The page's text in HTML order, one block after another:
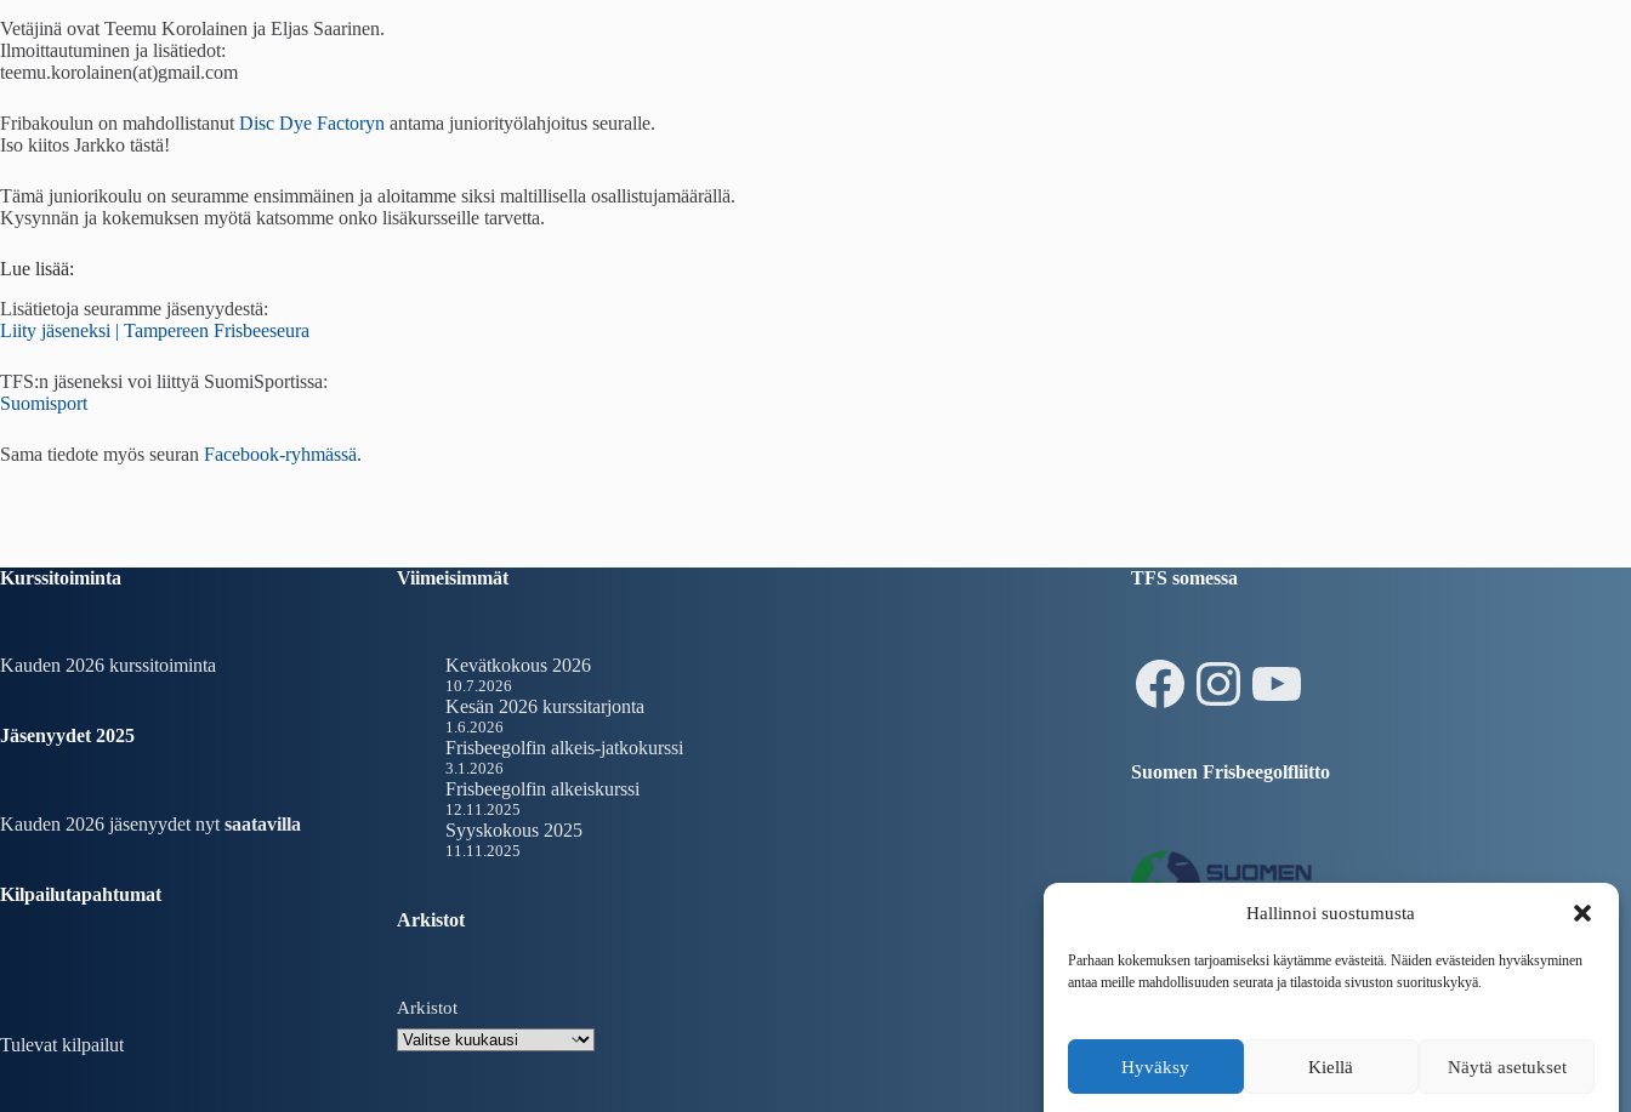
Hallinnoi suostumusta
Parhaan kokemuksen tarjoamiseksi käytämme evästeitä. Näiden evästeiden hyväksyminen
antaa meille mahdollisuuden seurata ja tilastoida sivuston suorituskykyä.
Hyväksy Kiellä Näytä asetukset
Vetäjinä ovat Teemu Korolainen ja Eljas Saarinen.
Ilmoittautuminen ja lisätiedot:
teemu.korolainen(at)gmail.com
Fribakoulun on mahdollistanut Disc Dye Factoryn antama juniorityölahjoitus seuralle.
Iso kiitos Jarkko tästä!
Tämä juniorikoulu on seuramme ensimmäinen ja aloitamme siksi maltillisella osallistujamäärällä.
Kysynnän ja kokemuksen myötä katsomme onko lisäkursseille tarvetta.
Lue lisää:
Lisätietoja seuramme jäsenyydestä:
Liity jäseneksi | Tampereen Frisbeeseura
TFS:n jäseneksi voi liittyä SuomiSportissa:
Suomisport
Sama tiedote myös seuran Facebook-ryhmässä.
Kurssitoiminta
Kauden 2026 kurssitoiminta
Jäsenyydet 2025
Kauden 2026 jäsenyydet nyt saatavilla
Kilpailutapahtumat
Tulevat kilpailut
Viimeisimmät
Kevätkokous 2026
10.7.2026
Kesän 2026 kurssitarjonta
1.6.2026
Frisbeegolfin alkeis-jatkokurssi
3.1.2026
Frisbeegolfin alkeiskurssi
12.11.2025
Syyskokous 2025
11.11.2025
Arkistot
Arkistot
TFS somessa
Facebook
Instagram
YouTube
Suomen Frisbeegolfliitto
Tampereen Kaupunki